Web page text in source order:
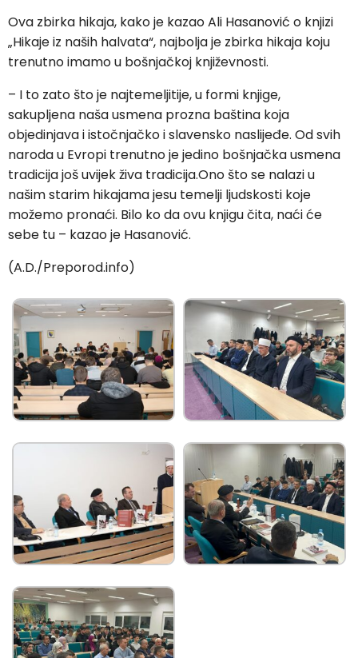
Ova zbirka hikaja, kako je kazao Ali Hasanović o knjizi
„Hikaje iz naših halvata“, najbolja je zbirka hikaja koju
trenutno imamo u bošnjačkoj književnosti.
– I to zato što je najtemeljitije, u formi knjige,
sakupljena naša usmena prozna baština koja
objedinjava i istočnjačko i slavensko naslijeđe. Od svih
naroda u Evropi trenutno je jedino bošnjačka usmena
tradicija još uvijek živa tradicija.Ono što se nalazi u
našim starim hikajama jesu temelji ljudskosti koje
možemo pronaći. Bilo ko da ovu knjigu čita, naći će
sebe tu – kazao je Hasanović.
(A.D./Preporod.info)